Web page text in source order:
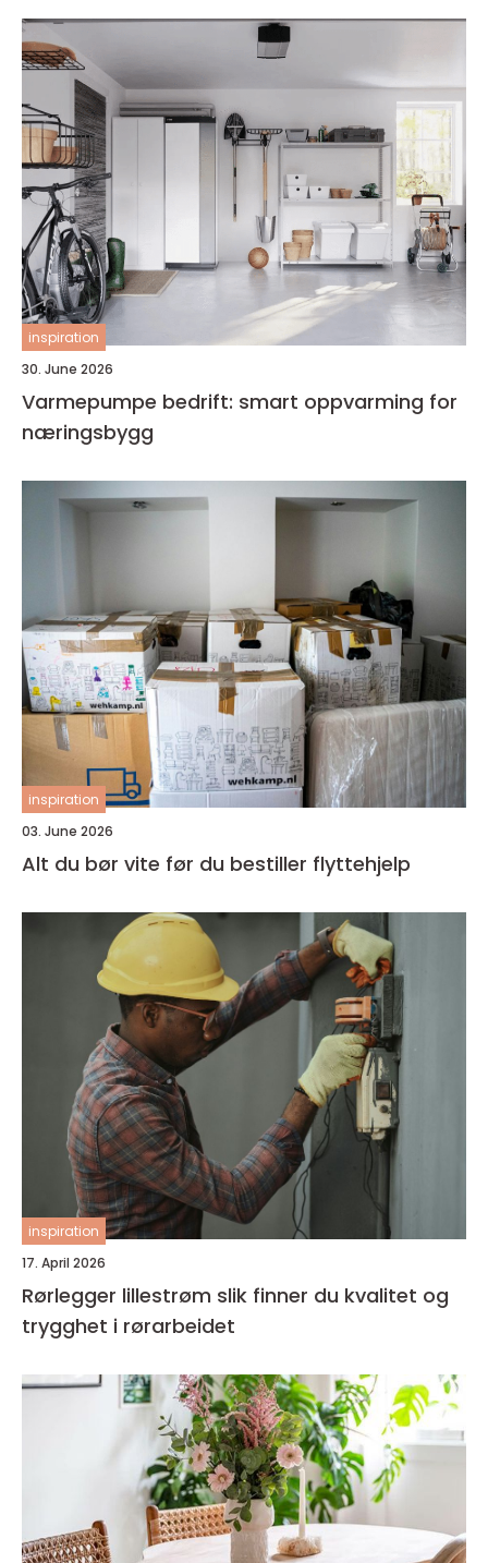
inspiration
30. June 2026
Varmepumpe bedrift: smart oppvarming for
næringsbygg
inspiration
03. June 2026
Alt du bør vite før du bestiller flyttehjelp
inspiration
17. April 2026
Rørlegger lillestrøm slik finner du kvalitet og
trygghet i rørarbeidet